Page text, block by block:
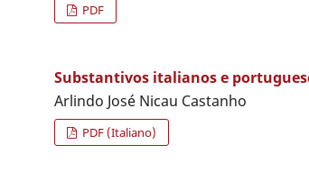
PDF
Substantivos italianos e
Arlindo José Nicau Castanho
PDF (Italiano)